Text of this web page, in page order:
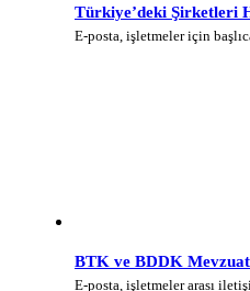
Türkiye’deki Şirketleri
E-posta, işletmeler için
BTK ve BDDK
E-posta, işletmeler arası